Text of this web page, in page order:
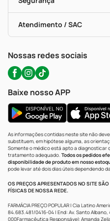
Troca E Devolução
Bulas De A A Z
Políticas De Marketplace
Testes Rápidos
Autoteste Covid-19
Certificado De Segurança
Portal Da Privacidade
Atendimento / SAC
WhatsApp (47) 9202-1687
Nossas redes sociais
Baixe nosso APP
As informações contidas neste site não
substituem, em hipótese alguma, as
Somente o médico está apto a
tratamento adequado. Todos os pedidos
disponibilidade de produto em nosso
pode levar até dois dias úteis dependendo
OS PREÇOS APRESENTADOS NO SITE
FÍSICAS DE NOSSA REDE.
FARMÁCIA PREÇO POPULAR | Cia Latino
84.683.481/0416-04 | End: Av. Santo Albano,
000Farmacêutica Responsável: Amanda